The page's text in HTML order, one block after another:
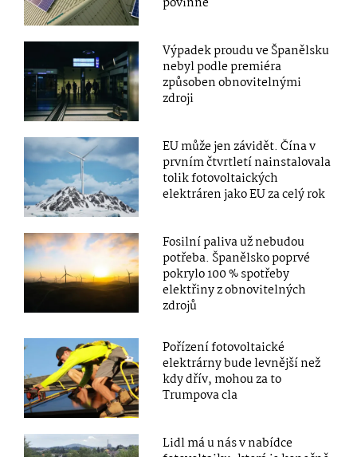
Výpadek proudu ve Španělsku
nebyl podle premiéra
způsoben obnovitelnými
zdroji
EU může jen závidět. Čína v
prvním čtvrtletí nainstalovala
tolik fotovoltaických
elektráren jako EU za celý rok
Fosilní paliva už nebudou
potřeba. Španělsko poprvé
pokrylo 100 % spotřeby
elektřiny z obnovitelných
zdrojů
Pořízení fotovoltaické
elektrárny bude levnější než
kdy dřív, mohou za to
Trumpova cla
Lidl má u nás v nabídce